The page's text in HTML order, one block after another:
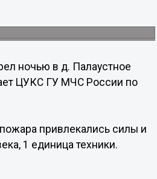
ночью в д. Палаустное
ЦУКС ГУ МЧС России по
привлекались силы и
1 единица техники.